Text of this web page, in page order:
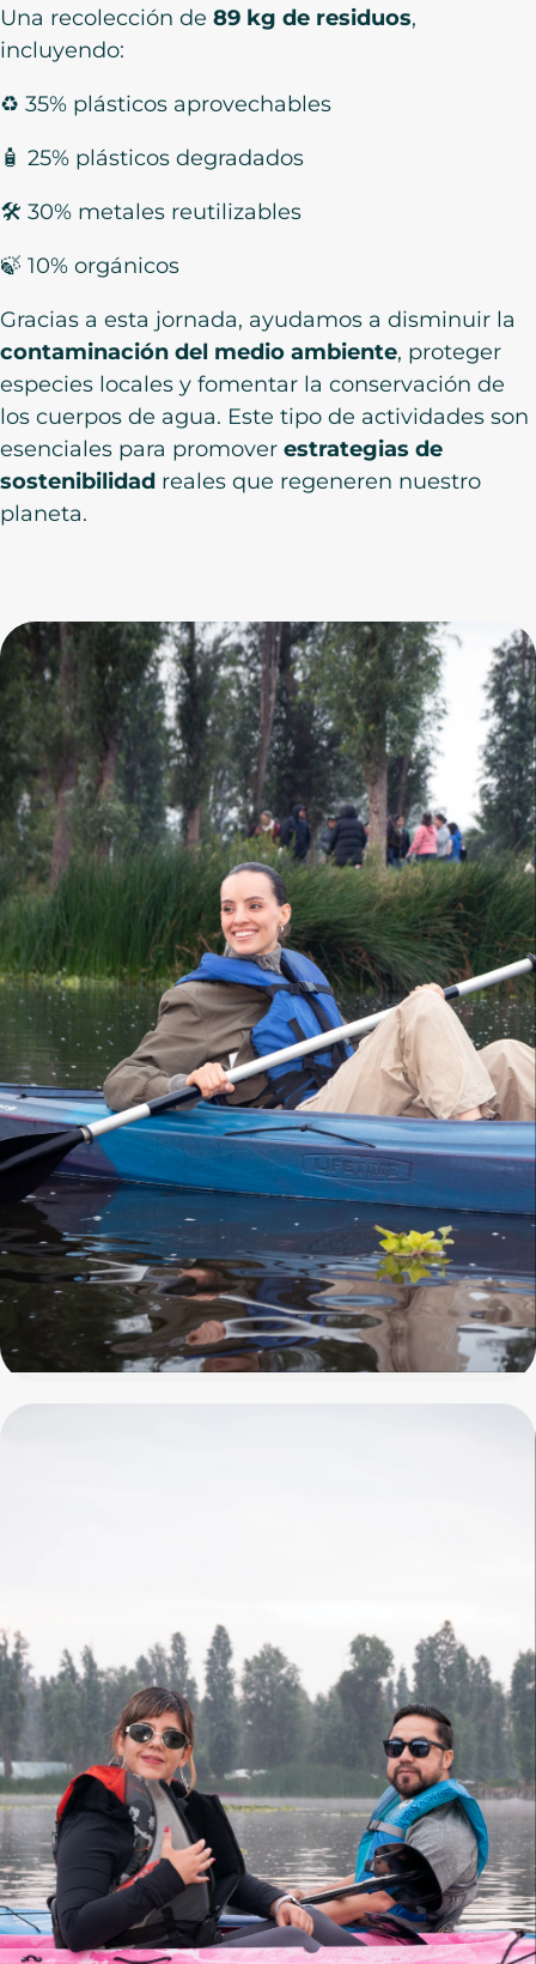
Una recolección de 89 kg de residuos,
incluyendo:
♻️ 35% plásticos aprovechables
🧴 25% plásticos degradados
🛠 30% metales reutilizables
🍃 10% orgánicos
Gracias a esta jornada, ayudamos a disminuir la
contaminación del medio ambiente, proteger
especies locales y fomentar la conservación de
los cuerpos de agua. Este tipo de actividades son
esenciales para promover estrategias de
sostenibilidad reales que regeneren nuestro
planeta.